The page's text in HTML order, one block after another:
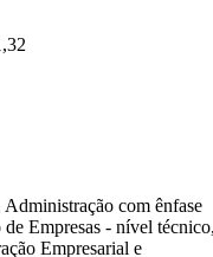
com ênfase
Empresas - nível
Empresarial e